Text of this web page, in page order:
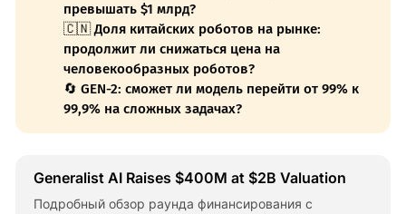
превышать $1 млрд?
🇨🇳 Доля китайских роботов на рынке:
продолжит ли снижаться цена на
человекообразных роботов?
🔄 GEN-2: сможет ли модель перейти от 99% к
99,9% на сложных задачах?
Generalist AI Raises $400M at $2B Valuation
Подробный обзор раунда финансирования с